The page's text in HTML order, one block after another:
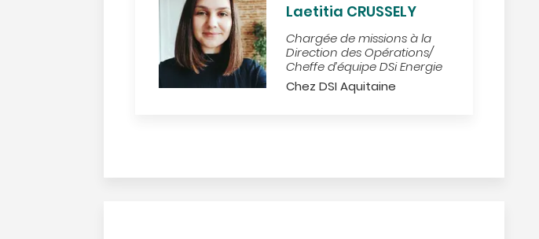
Laetitia CRUSSELY
Chargée de missions à la
Direction des Opérations/
Cheffe d’équipe DSi Energie
Chez DSI Aquitaine